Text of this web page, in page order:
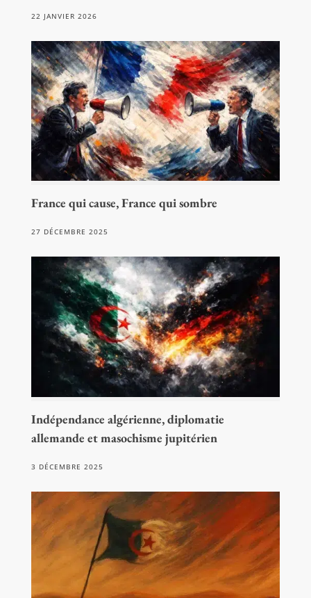
22 JANVIER 2026
France qui cause, France qui sombre
27 DÉCEMBRE 2025
Indépendance algérienne, diplomatie
allemande et masochisme jupitérien
3 DÉCEMBRE 2025